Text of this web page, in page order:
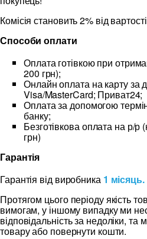
Комісія становить 2% від
Способи оплати
Оплата готівкою при
200 грн);
Онлайн оплата на карту за
Visa/MasterCard; Приват24;
Оплата за допомогою
банку;
Безготівкова оплата на р/
грн)
Гарантія
Гарантія від виробника 1 місяць.
Протягом цього періоду якість
вимогам, у іншому випадку ми
відповідальність за недоліки,
товару або повернути кошти.